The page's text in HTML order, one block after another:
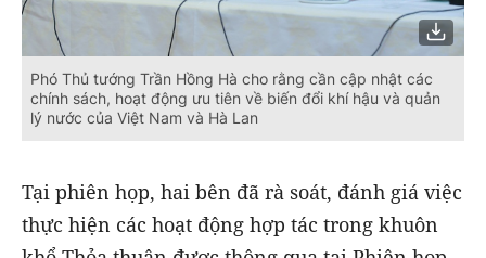
Phó Thủ tướng Trần Hồng Hà cho rằng cần cập nhật các
chính sách, hoạt động ưu tiên về biến đổi khí hậu và quản
lý nước của Việt Nam và Hà Lan
Tại phiên họp, hai bên đã rà soát, đánh giá việc
thực hiện các hoạt động hợp tác trong khuôn